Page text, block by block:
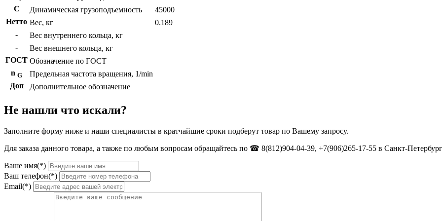
C
Динамическая грузоподъемность
45000
Нетто Вес, кг
0.189
-
Вес внутреннего кольца, кг
-
Вес внешнего кольца, кг
ГОСТ Обозначение по ГОСТ
n G
Предельная частота вращения, 1/min
Доп
Дополнительное обозначение
Не нашли что искали?
Заполните форму ниже и наши специалисты в кратчайшие сроки подберут товар по Вашему запросу.
Для заказа данного товара, а также по любым вопросам обращайтесь по ☎ 8(812)904-04-39, +7(906)265-17-55 в Санкт-
Ваше имя(*)
Ваш телефон(*)
Email(*)